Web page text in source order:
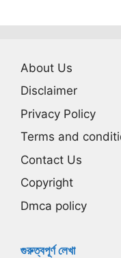
About Us
Disclaimer
Privacy Policy
Terms and
Contact Us
Copyright
Dmca policy
গুরুত্বপূর্ণ লেখা